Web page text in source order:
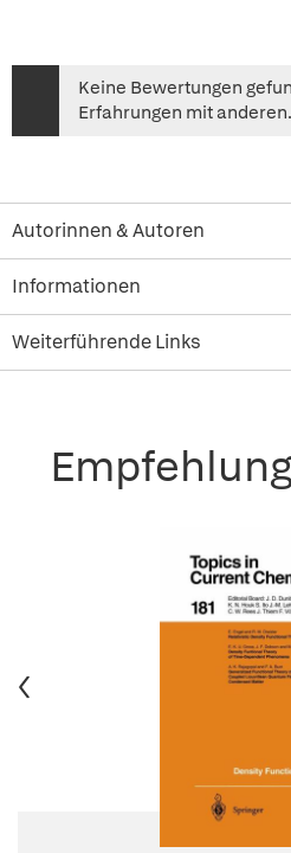
Keine Bewertungen
Erfahrungen mit anderen.
Autorinnen & Autoren
Informationen
Weiterführende Links